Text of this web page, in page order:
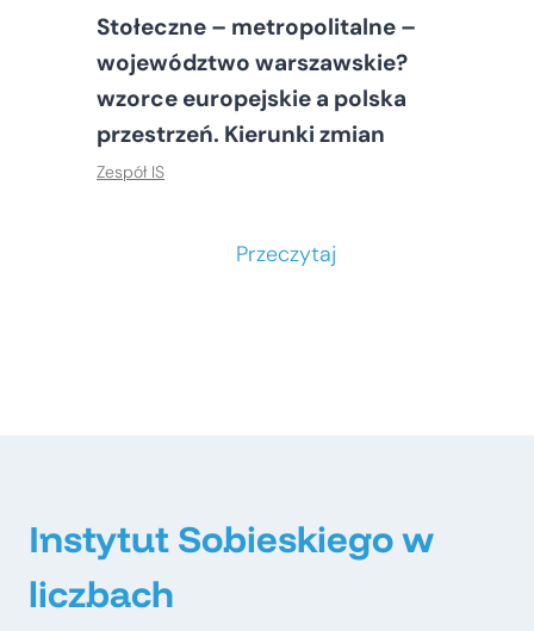
Stołeczne – metropolitalne –
województwo warszawskie?
wzorce europejskie a polska
przestrzeń. Kierunki zmian
Zespół IS
Przeczytaj
–
Instytut Sobieskiego w
liczbach